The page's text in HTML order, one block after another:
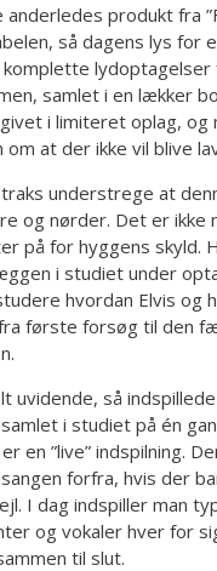
anderledes produkt fra
så dagens lys for
lydoptagelser
samlet i en lækker
i limiteret oplag, og
om at der ikke vil blive
understrege at
og nørder. Det er ikke
på for hyggens skyld.
i studiet under
hvordan Elvis og
første forsøg til den
uvidende, så
i studiet på én
en ”live” indspilning.
forfra, hvis der
I dag indspiller man
og vokaler hver for
til slut.